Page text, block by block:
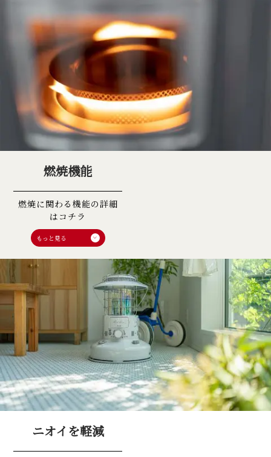
燃焼機能
燃焼に関わる機能の詳細
はコチラ
ニオイを軽減